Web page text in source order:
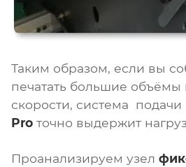
Таким образом, если вы
печатать большие объёмы
скорости, система подачи
Pro точно выдержит
Проанализируем узел